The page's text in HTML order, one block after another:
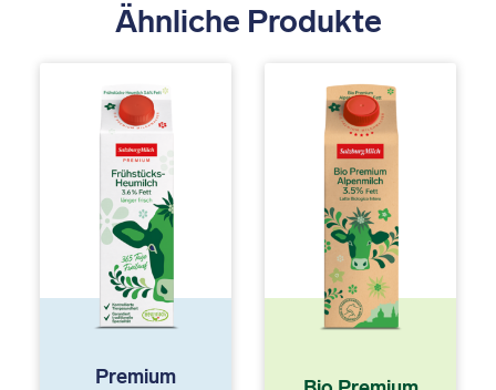
Ähnliche Produkte
Premium